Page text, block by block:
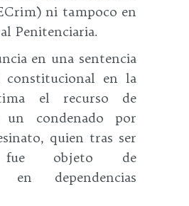
ni tampoco en
Penitenciaria.
en una sentencia
en la
el recurso de
un condenado por
quien tras ser
fue objeto de
en dependencias